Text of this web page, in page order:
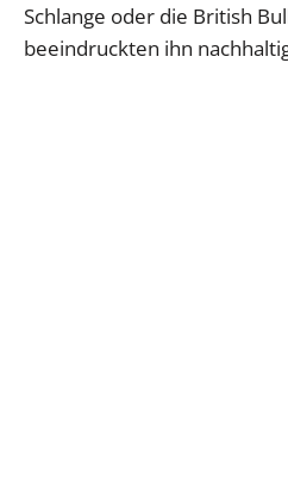
Schlange oder die British
beeindruckten ihn